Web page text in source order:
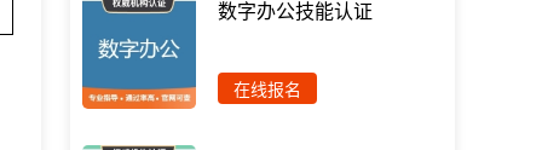
数字办公技能认证
在线报名